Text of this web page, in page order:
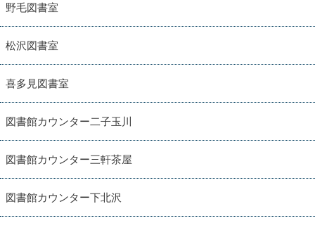
野毛図書室
松沢図書室
喜多見図書室
図書館カウンター二子玉川
図書館カウンター三軒茶屋
図書館カウンター下北沢